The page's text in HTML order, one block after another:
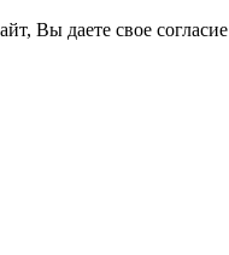
Вы даете свое